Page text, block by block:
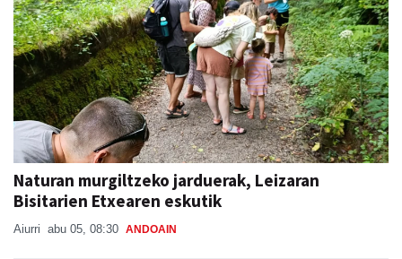
Naturan murgiltzeko jarduerak, Leizaran
Bisitarien Etxearen eskutik
Aiurri abu 05, 08:30 ANDOAIN